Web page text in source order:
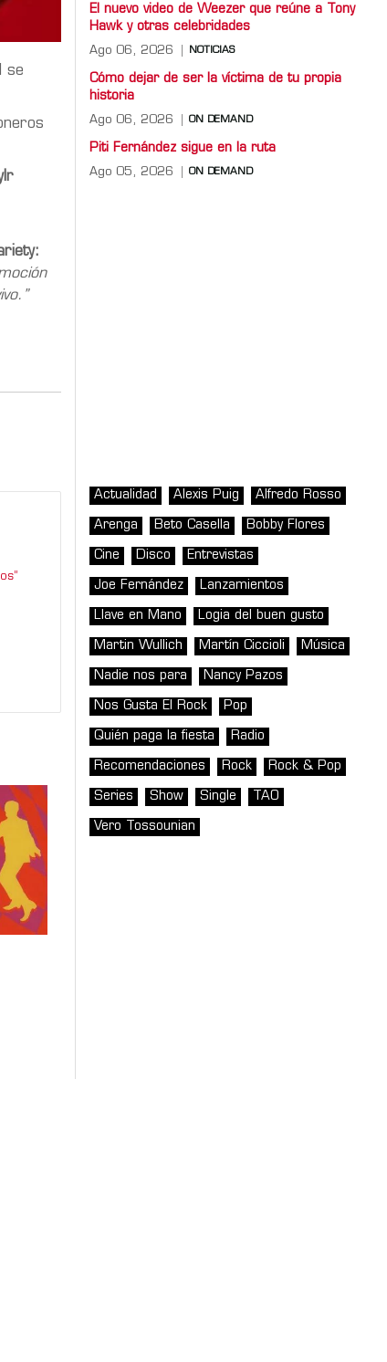
se
El nuevo video de Weezer que reúne a Tony
Hawk y otras celebridades
Ago 06, 2026 NOTICIAS
Cómo dejar de ser la víctima de tu propia
historia
Ago 06, 2026 ON DEMAND
Piti Fernández sigue en la ruta
Ago 05, 2026 ON DEMAND
Actualidad Alexis Puig Alfredo Rosso
Arenga Beto Casella Bobby Flores
Cine Disco Entrevistas
Joe Fernández Lanzamientos
Llave en Mano Logia del buen gusto
Martin Wullich Martín Ciccioli Música
Nadie nos para Nancy Pazos
Nos Gusta El Rock Pop
Quién paga la fiesta Radio
Recomendaciones Rock Rock & Pop
Series Show Single TAO
Vero Tossounian